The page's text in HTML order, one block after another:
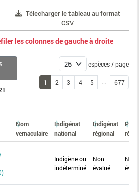
Télecharger le tableau au format
CSV
les colonnes de gauche à droite
espèces / page
1 2 3 4 5 ... 677
Nom
vernaculaire
Indigénat
national
Indigénat
régional
Indigène ou
indéterminé
Non
évalué
Non